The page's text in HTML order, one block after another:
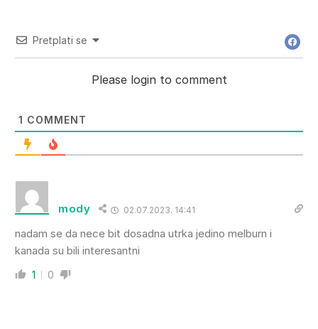
Pretplati se
Please login to comment
1 COMMENT
mody 02.07.2023. 14:41
nadam se da nece bit dosadna utrka jedino melburn i
kanada su bili interesantni
1 0